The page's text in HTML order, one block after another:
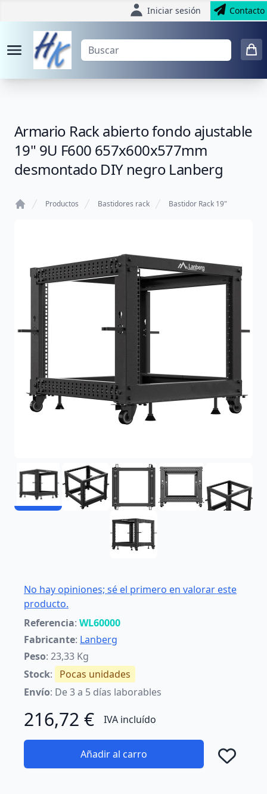
Iniciar sesión Contacto
Armario Rack abierto fondo ajustable
19" 9U F600 657x600x577mm
desmontado DIY negro Lanberg
Productos Bastidores rack Bastidor Rack 19"
No hay opiniones; sé el primero en valorar este
producto.
Referencia: WL60000
Fabricante: Lanberg
Peso: 23,33 Kg
Stock:
Pocas unidades
Envío: De 3 a 5 días laborables
216,72 € IVA incluído
Añadir al carro